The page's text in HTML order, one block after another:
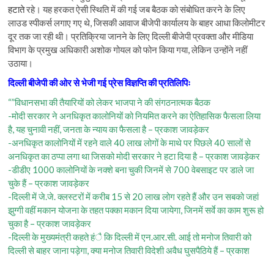
हटातेरहे। यह हरकत ऐसी स्थिति में की गई जब बैठक को संबोधित करने के लिए
लाउड स्पीकर्स लगाए गए थे, जिसकी आवाज बीजेपी कार्यालय के बाहर आधा किलोमीटर
दूर तक जा रही थी। प्रतिक्रिया जानने के लिए दिल्ली बीजेपी प्रवक्ता और मीडिया
विभाग के प्रमुख अधिकारी अशोक गोयल को फोन किया गया, लेकिन उन्होंने नहीं
उठाया।
दिल्ली बीजेपी की ओर से भेजी गई प्रेस विज्ञप्ति की प्रतिलिपिः
“”विधानसभा की तैयारियों को लेकर भाजपा ने की संगठनात्मक बैठक
-मोदी सरकार ने अनधिकृत कालोनियों को नियमित करने का ऐतिहासिक फैसला लिया
है, यह चुनावी नहीं, जनता के न्याय का फैसला है – प्रकाश जावड़ेकर
-अनधिकृत कालोनियों में रहने वाले 40 लाख लोगों के माथे पर पिछले 40 सालों से
अनधिकृत का ठप्पा लगा था जिसको मोदी सरकार ने हटा दिया है – प्रकाश जावड़ेकर
-डीडीए 1000 कालोनियों के नक्शे बना चुकी जिनमें से 700 वेबसाइट पर डाले जा
चुके हैं – प्रकाश जावड़ेकर
-दिल्ली में जे.जे. क्लस्टरों में करीब 15 से 20 लाख लोग रहते हैं और उन सबको जहां
झुग्गी वहीं मकान योजना के तहत पक्का मकान दिया जायेगा, जिनमें सर्वे का काम शुरू हो
चुका है – प्रकाश जावड़ेकर
-दिल्ली के मुख्यमंत्री कहते हंै कि दिल्ली में एन.आर.सी. आई तो मनोज तिवारी को
दिल्ली से बाहर जाना पड़ेगा, क्या मनोज तिवारी विदेशी अवैध घुसपैठिये हैं – प्रकाश